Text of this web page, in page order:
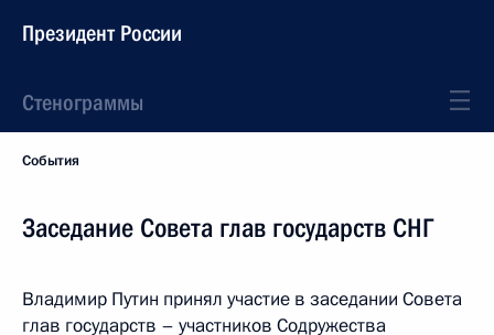
Президент России
Стенограммы
События
Заседание Совета глав государств СНГ
Владимир Путин принял участие в заседании Совета
глав государств – участников Содружества